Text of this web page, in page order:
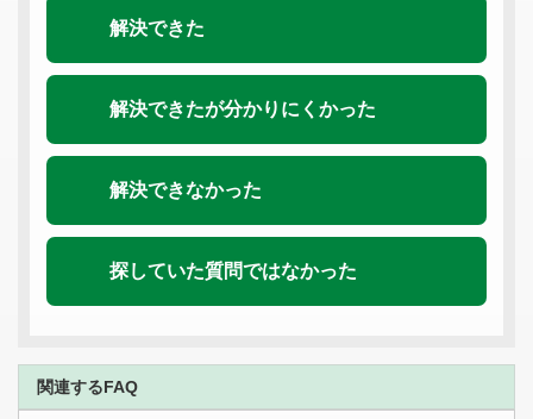
解決できた
解決できたが分かりにくかった
解決できなかった
探していた質問ではなかった
関連するFAQ